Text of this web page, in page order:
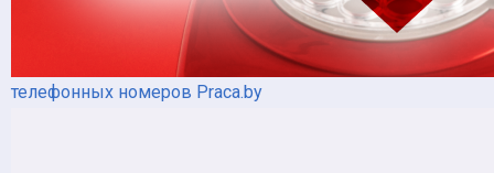
телефонных номеров Praca.by